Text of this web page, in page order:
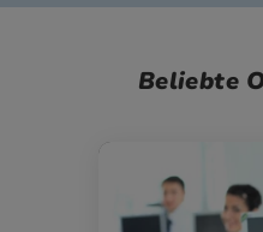
Beliebte